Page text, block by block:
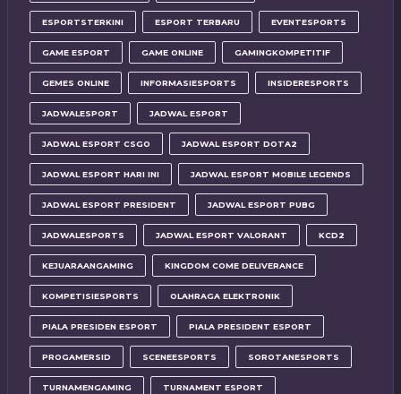
ESPORTSTERKINI ESPORT TERBARU EVENTESPORTS
GAME ESPORT GAME ONLINE GAMINGKOMPETITIF
GEMES ONLINE INFORMASIESPORTS INSIDERESPORTS
JADWALESPORT JADWAL ESPORT
JADWAL ESPORT CSGO JADWAL ESPORT DOTA2
JADWAL ESPORT HARI INI JADWAL ESPORT MOBILE LEGENDS
JADWAL ESPORT PRESIDENT JADWAL ESPORT PUBG
JADWALESPORTS JADWAL ESPORT VALORANT KCD2
KEJUARAANGAMING KINGDOM COME DELIVERANCE
KOMPETISIESPORTS OLAHRAGA ELEKTRONIK
PIALA PRESIDEN ESPORT PIALA PRESIDENT ESPORT
PROGAMERSID SCENEESPORTS SOROTANESPORTS
TURNAMENGAMING TURNAMENT ESPORT